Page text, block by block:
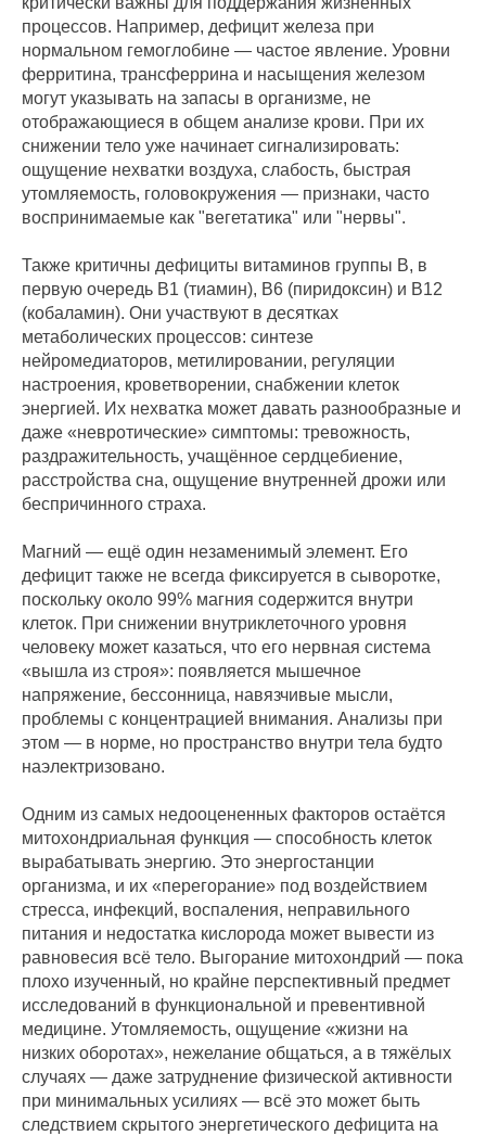
процессов. Например, дефицит железа при
нормальном гемоглобине — частое явление. Уровни
ферритина, трансферрина и насыщения железом
могут указывать на запасы в организме, не
отображающиеся в общем анализе крови. При их
снижении тело уже начинает сигнализировать:
ощущение нехватки воздуха, слабость, быстрая
утомляемость, головокружения — признаки, часто
воспринимаемые как "вегетатика" или "нервы".
Также критичны дефициты витаминов группы B, в
первую очередь B1 (тиамин), B6 (пиридоксин) и B12
(кобаламин). Они участвуют в десятках
метаболических процессов: синтезе
нейромедиаторов, метилировании, регуляции
настроения, кроветворении, снабжении клеток
энергией. Их нехватка может давать разнообразные и
даже «невротические» симптомы: тревожность,
раздражительность, учащённое сердцебиение,
расстройства сна, ощущение внутренней дрожи или
беспричинного страха.
Магний — ещё один незаменимый элемент. Его
дефицит также не всегда фиксируется в сыворотке,
поскольку около 99% магния содержится внутри
клеток. При снижении внутриклеточного уровня
человеку может казаться, что его нервная система
«вышла из строя»: появляется мышечное
напряжение, бессонница, навязчивые мысли,
проблемы с концентрацией внимания. Анализы при
этом — в норме, но пространство внутри тела будто
наэлектризовано.
Одним из самых недооцененных факторов остаётся
митохондриальная функция — способность клеток
вырабатывать энергию. Это энергостанции
организма, и их «перегорание» под воздействием
стресса, инфекций, воспаления, неправильного
питания и недостатка кислорода может вывести из
равновесия всё тело. Выгорание митохондрий — пока
плохо изученный, но крайне перспективный предмет
исследований в функциональной и превентивной
медицине. Утомляемость, ощущение «жизни на
низких оборотах», нежелание общаться, а в тяжёлых
случаях — даже затруднение физической активности
при минимальных усилиях — всё это может быть
следствием скрытого энергетического дефицита на